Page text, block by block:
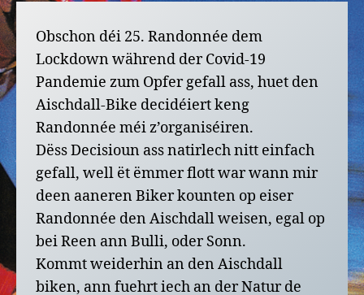
Obschon déi 25. Randonnée dem
Lockdown während der Covid-19
Pandemie zum Opfer gefall ass, huet den
Aischdall-Bike decidéiert keng
Randonnée méi z’organiséiren.
Dëss Decisioun ass natirlech nitt einfach
gefall, well ët ëmmer flott war wann mir
deen aaneren Biker kounten op eiser
Randonnée den Aischdall weisen, egal op
bei Reen ann Bulli, oder Sonn.
Kommt weiderhin an den Aischdall
biken, ann fuehrt iech an der Natur de